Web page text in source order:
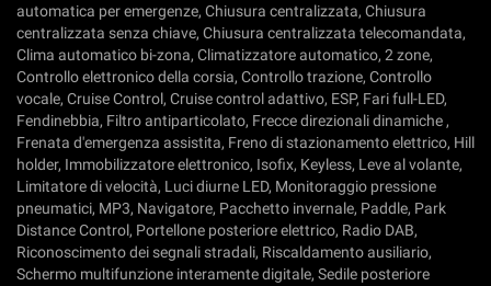
automatica per emergenze, Chiusura centralizzata, Chiusura
centralizzata senza chiave, Chiusura centralizzata telecomandata,
Clima automatico bi-zona, Climatizzatore automatico, 2 zone,
Controllo elettronico della corsia, Controllo trazione, Controllo
vocale, Cruise Control, Cruise control adattivo, ESP, Fari full-LED,
Fendinebbia, Filtro antiparticolato, Frecce direzionali dinamiche ,
Frenata d'emergenza assistita, Freno di stazionamento elettrico, Hill
holder, Immobilizzatore elettronico, Isofix, Keyless, Leve al volante,
Limitatore di velocità, Luci diurne LED, Monitoraggio pressione
pneumatici, MP3, Navigatore, Pacchetto invernale, Paddle, Park
Distance Control, Portellone posteriore elettrico, Radio DAB,
Riconoscimento dei segnali stradali, Riscaldamento ausiliario,
Schermo multifunzione interamente digitale, Sedile posteriore